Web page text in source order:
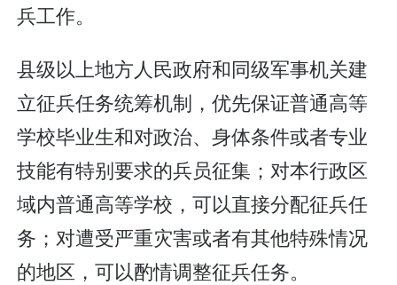
兵工作。
县级以上地方人民政府和同级军事机关建
立征兵任务统筹机制，优先保证普通高等
学校毕业生和对政治、身体条件或者专业
技能有特别要求的兵员征集；对本行政区
域内普通高等学校，可以直接分配征兵任
务；对遭受严重灾害或者有其他特殊情况
的地区，可以酌情调整征兵任务。